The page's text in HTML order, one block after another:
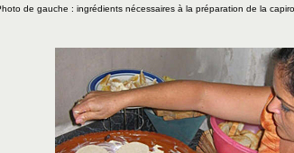
de gauche : ingrédients nécessaires à la préparation de la